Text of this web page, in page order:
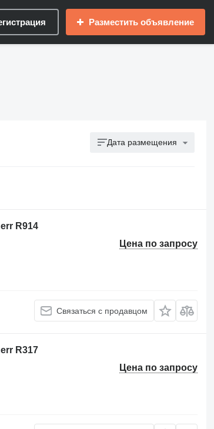
Разместить объявление
Дата размещения
R914
Цена по запросу
Связаться с продавцом
R317
Цена по запросу